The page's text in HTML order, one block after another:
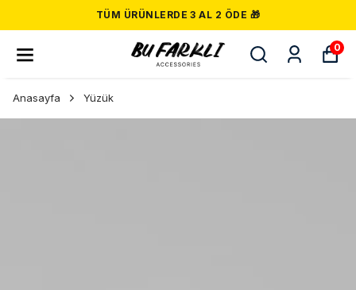
TÜM ÜRÜNLERDE 3 AL 2 ÖDE 🎁
0
Anasayfa Yüzük